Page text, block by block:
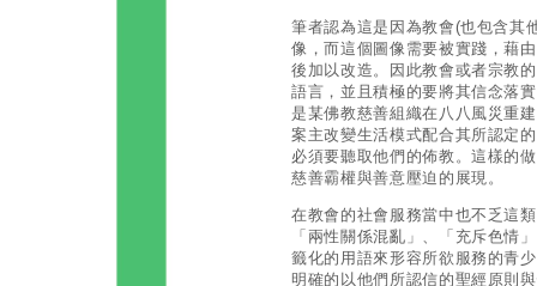
筆者認為這是因為教會(也包含其
像，而這個圖像需要被實踐，藉
後加以改造。因此教會或者宗教
語言，並且積極的要將其信念落
是某佛教慈善組織在八八風災重
案主改變生活模式配合其所認定
必須要聽取他們的佈教。這樣的
慈善霸權與善意壓迫的展現。
在教會的社會服務當中也不乏這
「兩性關係混亂」、「充斥色情
籤化的用語來形容所欲服務的青
明確的以他們所認信的聖經原則